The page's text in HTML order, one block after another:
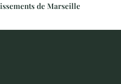
de Marseille